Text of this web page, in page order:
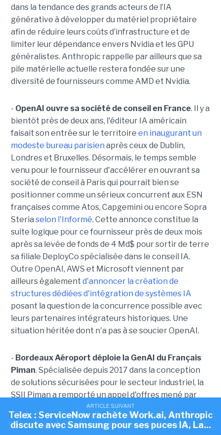
ARTICLE SUIVANT
Telex : Anthropic discute d'une puce IA avec
Samsung, OpenAI ouvre sa société de conseil...
dans la tendance des grands acteurs de l’IA
générative à développer du matériel propriétaire
afin de réduire leurs coûts d’infrastructure et de
limiter leur dépendance envers Nvidia et les GPU
généralistes. Anthropic rappelle par ailleurs que sa
pile matérielle actuelle restera fondée sur une
diversité de fournisseurs comme AMD et Nvidia.
- OpenAI ouvre sa société de conseil en France. Il y a
bientôt près de deux ans, l'éditeur IA américain
faisait son entrée sur le territoire en inaugurant un
modeste bureau parisien après ceux de Dublin,
Londres et Bruxelles. Désormais, le temps semble
venu pour le fournisseur d'accélérer en ouvrant sa
société de conseil à Paris qui pourrait bien se
positionner comme un sérieux concurrent aux ESN
françaises comme Atos, Capgemini ou encore Sopra
Steria selon l'Informé. Cette annonce constitue la
suite logique pour ce fournisseur près de deux mois
après sa levée de fonds de 4 Md$ pour sortir de terre
sa filiale DeployCo spécialisée dans le conseil IA.
Outre OpenAI, AWS et Microsoft viennent par
ailleurs également d'annoncer la création de
structures dédiées d'intégration de systèmes IA
posant la question de la concurrence possible avec
leurs partenaires intégrateurs historiques. Une
situation héritée dont n'a pas à se soucier OpenAI.
- Bordeaux Aéroport déploie la GenAI du Français
Piman. Spécialisée depuis 2017 dans la conception
de solutions sécurisées pour le secteur industriel, la
SSII Piman a remporté un appel d'offres mené par
Bordeaux Aéroport en vue de s'équiper d'un
assistant GenAI. Après une phase de sélection d'une
quarantaine de candidats, c'est la solution PI Chat de
ARTICLE SUIVANT
Telex : ServiceNow rachète Work.ai, Anthropic
discute avec Samsung pour ses puces IA, La...